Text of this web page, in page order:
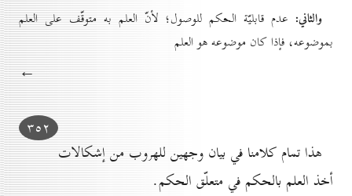
والثاني: عدم قابليّة الحكم للوصول؛ لأنّ العلم به متوقّف على العلم
بموضوعه، فإذا كان موضوعه هو العلم
←
۳٥۲
هذا تمام كلامنا في بيان وجهين للهروب من إشكالات
أخذ العلم بالحكم في متعلّق الحكم.